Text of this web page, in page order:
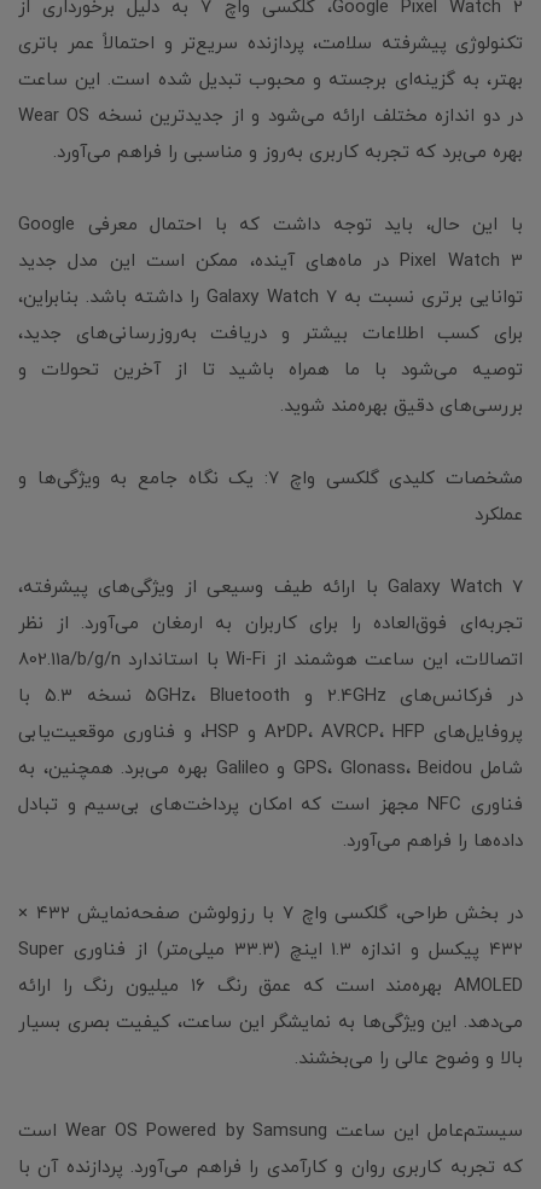
Google Pixel Watch 2، گلکسی واچ ۷ به دلیل برخورداری از
تکنولوژی پیشرفته سلامت، پردازنده سریع‌تر و احتمالاً عمر باتری
بهتر، به گزینه‌ای برجسته و محبوب تبدیل شده است. این ساعت
در دو اندازه مختلف ارائه می‌شود و از جدیدترین نسخه Wear OS
بهره می‌برد که تجربه کاربری به‌روز و مناسبی را فراهم می‌آورد.
با این حال، باید توجه داشت که با احتمال معرفی Google
Pixel Watch 3 در ماه‌های آینده، ممکن است این مدل جدید
توانایی برتری نسبت به Galaxy Watch 7 را داشته باشد. بنابراین،
برای کسب اطلاعات بیشتر و دریافت به‌روزرسانی‌های جدید،
توصیه می‌شود با ما همراه باشید تا از آخرین تحولات و
بررسی‌های دقیق بهره‌مند شوید.
مشخصات کلیدی گلکسی واچ ۷: یک نگاه جامع به ویژگی‌ها و
عملکرد
Galaxy Watch 7 با ارائه طیف وسیعی از ویژگی‌های پیشرفته،
تجربه‌ای فوق‌العاده را برای کاربران به ارمغان می‌آورد. از نظر
اتصالات، این ساعت هوشمند از Wi-Fi با استاندارد 802.11a/b/g/n
در فرکانس‌های 2.4GHz و 5GHz، Bluetooth نسخه ۵.۳ با
پروفایل‌های A2DP، AVRCP، HFP و HSP، و فناوری موقعیت‌یابی
شامل GPS، Glonass، Beidou و Galileo بهره می‌برد. همچنین، به
فناوری NFC مجهز است که امکان پرداخت‌های بی‌سیم و تبادل
داده‌ها را فراهم می‌آورد.
در بخش طراحی، گلکسی واچ ۷ با رزولوشن صفحه‌نمایش ۴۳۲ ×
۴۳۲ پیکسل و اندازه ۱.۳ اینچ (۳۳.۳ میلی‌متر) از فناوری Super
AMOLED بهره‌مند است که عمق رنگ ۱۶ میلیون رنگ را ارائه
می‌دهد. این ویژگی‌ها به نمایشگر این ساعت، کیفیت بصری بسیار
بالا و وضوح عالی را می‌بخشند.
سیستم‌عامل این ساعت Wear OS Powered by Samsung است
که تجربه کاربری روان و کارآمدی را فراهم می‌آورد. پردازنده آن با